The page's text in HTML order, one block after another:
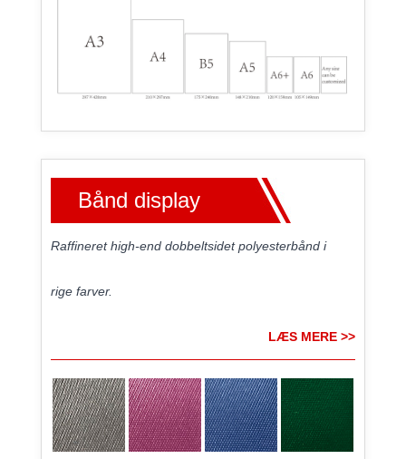
Bånd display
Raffineret high-end dobbeltsidet polyesterbånd i
rige farver.
LÆS MERE >>